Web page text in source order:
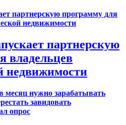
партнерскую
владельцев
недвижимости